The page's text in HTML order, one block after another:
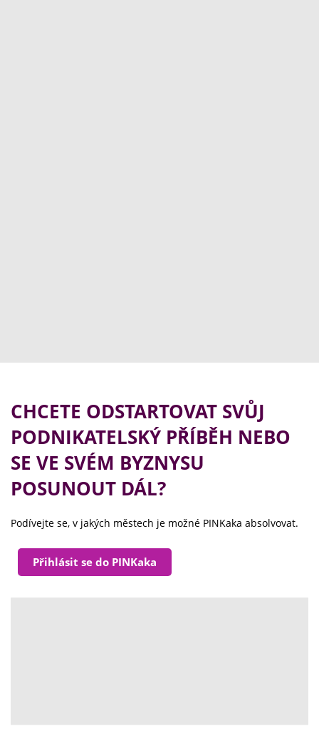
CHCETE ODSTARTOVAT SVŮJ
PODNIKATELSKÝ PŘÍBĚH NEBO
SE VE SVÉM BYZNYSU
POSUNOUT DÁL?
Podívejte se, v jakých městech je možné PINKaka absolvovat.
Přihlásit se do PINKaka